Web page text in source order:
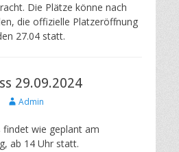
Die Plätze könne nach
die offizielle Platzeröffnung
27.04 statt.
29.09.2024
Author
Admin
findet wie geplant am
ab 14 Uhr statt.